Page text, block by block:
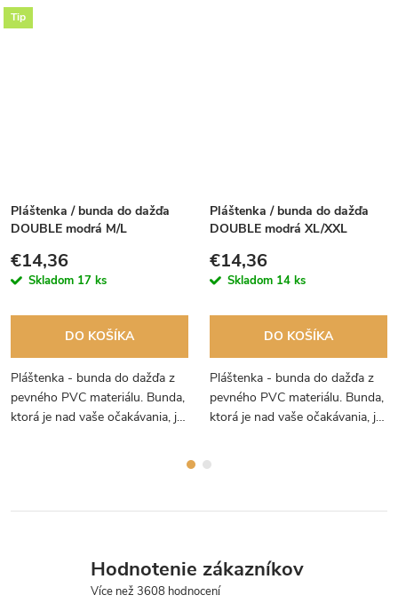
Tip
Pláštenka / bunda do dažďa
DOUBLE modrá M/L
€14,36
Skladom 17 ks
DO KOŠÍKA
Pláštenka - bunda do dažďa z
pevného PVC materiálu. Bunda,
ktorá je nad vaše očakávania, je
Pláštenka / bunda do dažďa
DOUBLE modrá XL/XXL
€14,36
Skladom 14 ks
DO KOŠÍKA
Pláštenka - bunda do dažďa z
pevného PVC materiálu. Bunda,
ktorá je nad vaše očakávania, je
Hodnotenie zákazníkov